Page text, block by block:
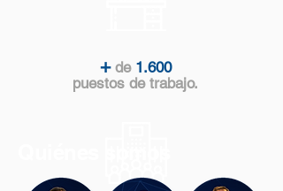
+de 1.600
puestos de trabajo.